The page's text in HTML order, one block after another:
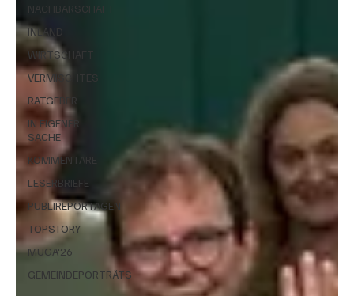
NACHBARSCHAFT
INLAND
WIRTSCHAFT
VERMISCHTES
RATGEBER
IN EIGENER
SACHE
KOMMENTARE
LESERBRIEFE
PUBLIREPORTAGEN
TOPSTORY
MUGA'26
GEMEINDEPORTRÄTS